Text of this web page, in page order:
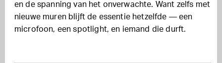
en de spanning van het onverwachte. Want zelfs met
nieuwe muren blijft de essentie hetzelfde — een
microfoon, een spotlight, en iemand die durft.